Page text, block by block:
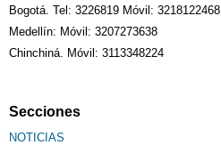
Bogotá. Tel: 3226819 Móvil: 3218122468
Medellín: Móvil: 3207273638
Chinchiná. Móvil: 3113348224
Secciones
NOTICIAS